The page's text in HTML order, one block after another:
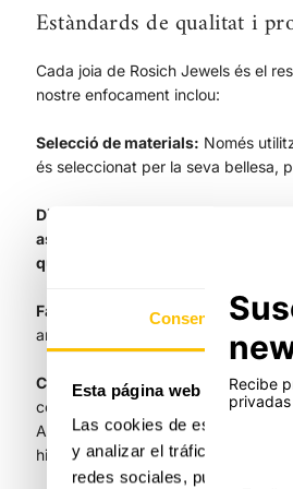
Consentimiento
Esta página web usa
Las cookies de este sitio
y analizar el tráfico.
redes sociales, publicidad y
Estàndards de qualitat i
Cada joia de Rosich Jewels és el
nostre enfocament inclou:
Selecció de materials: Només
és seleccionat per la seva bellesa,
Disseny innovador: Els nostres
assegurant que cada col·lecció
que són veritables obres d'art.
Fabricació artesanal:
Tot i que
artesanals, dutes a terme per
Control de qualitat rigorós:Abans
control de qualitat per garantir que
A Rosich Jewels, cada peça és un
història i ser part de la teva.